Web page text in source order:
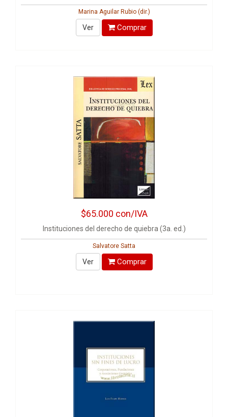
Marina Aguilar Rubio (dir.)
Ver Comprar
$65.000 con/IVA
Instituciones del derecho de quiebra (3a. ed.)
Salvatore Satta
Ver Comprar